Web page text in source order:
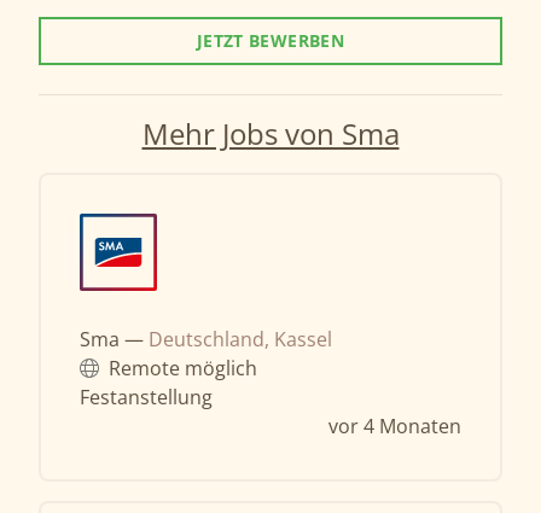
JETZT BEWERBEN
Mehr Jobs von Sma
Sma — Deutschland, Kassel
Remote möglich
Festanstellung
vor 4 Monaten